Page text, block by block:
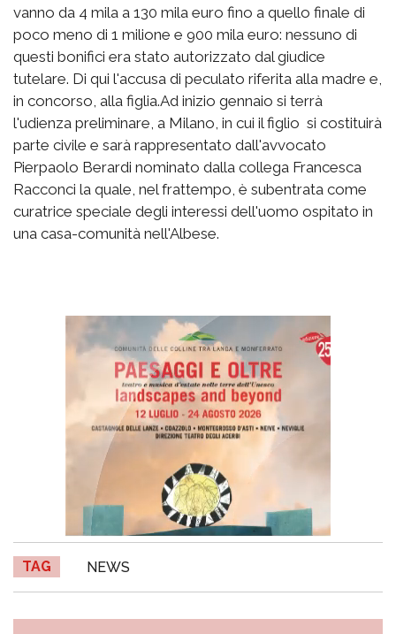
vanno da 4 mila a 130 mila euro fino a quello finale di
poco meno di 1 milione e 900 mila euro: nessuno di
questi bonifici era stato autorizzato dal giudice
tutelare. Di qui l'accusa di peculato riferita alla madre e,
in concorso, alla figlia.Ad inizio gennaio si terrà
l'udienza preliminare, a Milano, in cui il figlio si costituirà
parte civile e sarà rappresentato dall'avvocato
Pierpaolo Berardi nominato dalla collega Francesca
Racconci la quale, nel frattempo, è subentrata come
curatrice speciale degli interessi dell'uomo ospitato in
una casa-comunità nell'Albese.
TAG NEWS